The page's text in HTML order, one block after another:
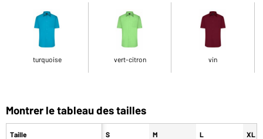
turquoise vert-citron vin
Montrer le tableau des tailles
Taille S M L XL